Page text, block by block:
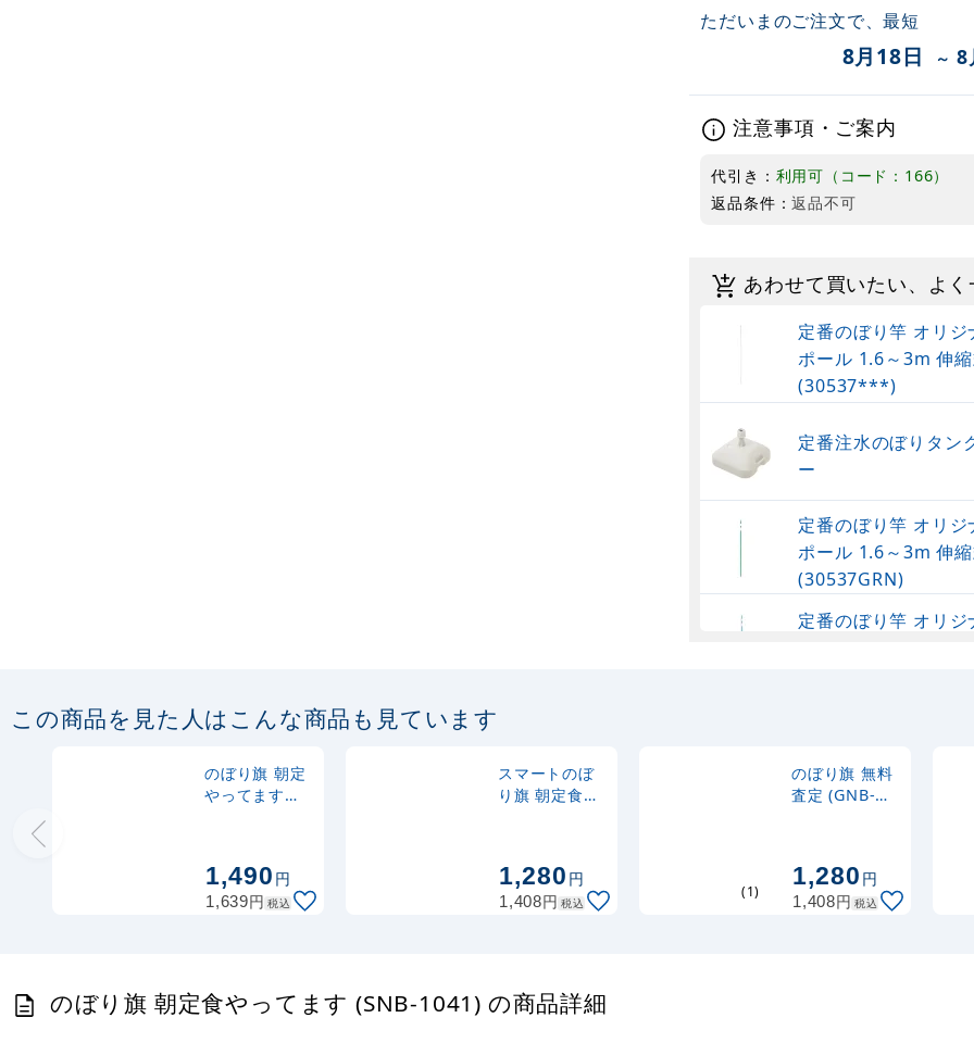
ただいまのご注文で、最短
8月18日 ～ 8
注意事項・ご案内
代引き： 利用可（コード：166）
返品条件：返品不可
あわせて買いたい、よ
定番のぼり竿 オリ
ポール 1.6～3m 伸
(30537***)
定番注水のぼりタン
ー
定番のぼり竿 オリ
ポール 1.6～3m 伸
(30537GRN)
定番のぼり竿 オリ
(30537BLK)
この商品を見た人はこんな商品も見ています
のぼり旗 朝定
やってます
1,490円
1,639円 税込
スマートのぼ
り旗 朝定食や
1,280円
1,408円 税込
(1)
のぼり旗 無料
査定 (GNB-
1,280円
1,408円 税込
のぼり旗 朝定食やってます (SNB-1041) の商品詳細